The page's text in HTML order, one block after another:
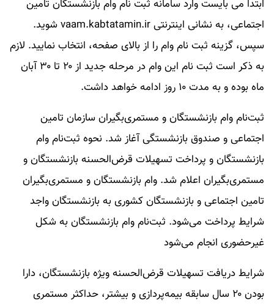
ابتدا می بایست وارد سامانه ثبت نام وام بازنشستگان تامین
اجتماعی، به نشانی اینترنتی vaam.kabtatamin.ir شوید.
سپس، گزینه ثبت نام وام را از بالای صفحه، انتخاب نمایید. لازم
به ذکر است ثبت نام این وام در مرحله جدید از ۲۰ تا ۳۰ آبان
ماه بوده و به مدت ۱۰ روز ادامه خواهد داشت.
ثبت‌نام وام بازنشستگان و مستمری‌بگیران سازمان تامین
اجتماعی و صندوق بازنشستگی آغاز شد. نحوه ثبت‌نام وام
بازنشستگان و پرداخت تسهیلات قرض‌الحسنه بازنشستگان و
مستمری‌بگیران اعلام شد. وام بازنشستگان و مستمری‌بگیران
تامین اجتماعی و بازنشستگان کشوری به بازنشستگان واجد
شرایط پرداخت می‌شود. ثبت‌نام وام بازنشستگان به شکل
غیرحضوری انجام می‌شود
شرایط دریافت تسهیلات قرض‌الحسنه ویژه بازنشستگان، دارا
بودن ۲۰ سال سابقه بیمه‌پردازی و بیشتر، حداکثر مستمری